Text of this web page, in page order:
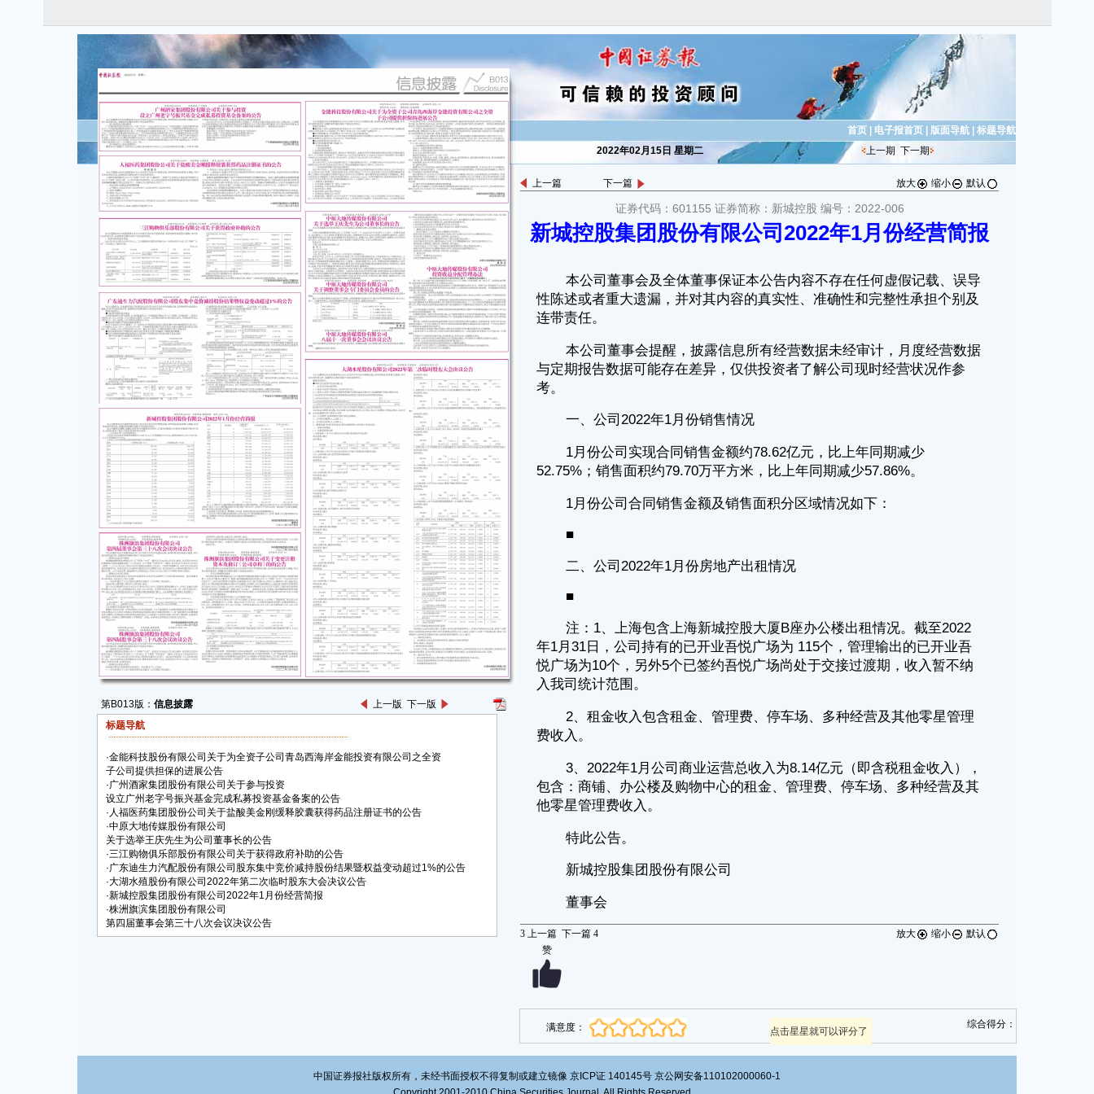
第B013版： 信息披露 上一版 下一版
标题导航
·金能科技股份有限公司关于为全资子公司青岛西海岸金能投资有限公司之全资
子公司提供担保的进展公告
·广州酒家集团股份有限公司关于参与投资
设立广州老字号振兴基金完成私募投资基金备案的公告
· 人福医药集团股份公司关于盐酸美金刚缓释胶囊获得药品注册证书的公告
·中原大地传媒股份有限公司
关于选举王庆先生为公司董事长的公告
·三江购物俱乐部股份有限公司关于获得政府补助的公告
·广东迪生力汽配股份有限公司股东集中竞价减持股份结果暨权益变动超过1%的公告
·大湖水殖股份有限公司2022年第二次临时股东大会决议公告
·新城控股集团股份有限公司2022年1月份经营简报
·株洲旗滨集团股份有限公司
第四届董事会第三十八次会议决议公告
首页 电子报首页 版面导航
标题导航
2022年02月15日 星期二
上一期 下一期
上一篇 下一篇 放大 缩小 默认
证券代码：601155 证券简称：新城控股 编号：2022-006
新城控股集团股份有限公司2022年1月份经营简报
本公司董事会及全体董事保证本公告内容不存在任何虚假记载、误导
性陈述或者重大遗漏，并对其内容的真实性、准确性和完整性承担个别及
连带责任。
本公司董事会提醒，披露信息所有经营数据未经审计，月度经营数据
与定期报告数据可能存在差异，仅供投资者了解公司现时经营状况作参
考。
一、公司2022年1月份销售情况
1月份公司实现合同销售金额约78.62亿元，比上年同期减少
52.75%；销售面积约79.70万平方米，比上年同期减少57.86%。
1月份公司合同销售金额及销售面积分区域情况如下：
二、公司2022年1月份房地产出租情况
注：1、上海包含上海新城控股大厦B座办公楼出租情况。截至2022
年1月31日，公司持有的已开业吾悦广场为 115个，管理输出的已开业吾
悦广场为10个，另外5个已签约吾悦广场尚处于交接过渡期，收入暂不纳
入我司统计范围。
2、租金收入包含租金、管理费、停车场、多种经营及其他零星管理
费收入。
3、2022年1月公司商业运营总收入为8.14亿元（即含税租金收入），
包含：商铺、办公楼及购物中心的租金、管理费、停车场、多种经营及其
他零星管理费收入。
特此公告。
新城控股集团股份有限公司
董事会
二Ｏ二二年二月十五日
3 上一篇 下一篇 4 放大 缩小
默认
赞
满意度： 点击星星就可以评分了
综合得分：
中国证券报社版权所有，未经书面授权不得复制或建立镜像 京ICP证 140145号 京公网安备110102000060-1